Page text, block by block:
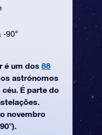
-90°
é um dos 88
astrónomos
É parte do
novembro